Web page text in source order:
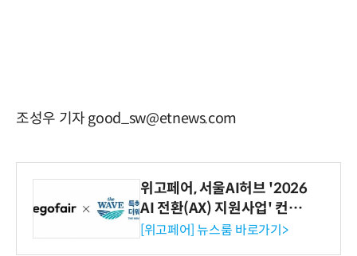
조성우 기자 good_sw@etnews.com
위고페어, 서울AI허브 '2026
AI 전환(AX) 지원사업' 컨소
시엄 선정
[위고페어] 뉴스룸 바로가기>